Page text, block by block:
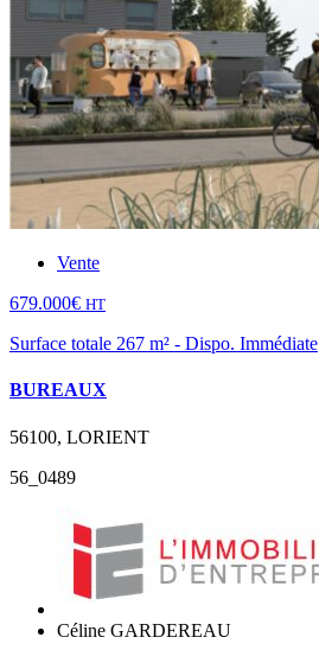
Vente
679.000€ HT
Surface totale 267 m² - Dispo. Immédiate
BUREAUX
56100, LORIENT
56_0489
Céline GARDEREAU